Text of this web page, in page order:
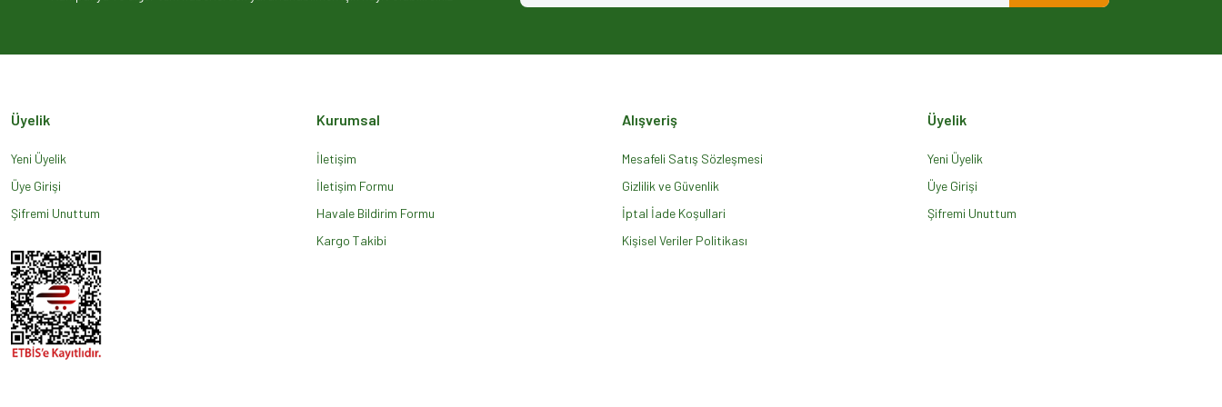
Ürün açıklamasında eksik bilgiler bulunuyor.
Gönder
Üyelik
Yeni Üyelik
Üye Girişi
Şifremi Unuttum
Kurumsal
İletişim
İletişim Formu
Havale Bildirim Formu
Kargo Takibi
Alışveriş
Mesafeli Satış Sözleşmesi
Gizlilik ve Güvenlik
İptal İade Koşullari
Kişisel Veriler Politikası
Üyelik
Yeni Üyelik
Üye Girişi
Şifremi Unuttum